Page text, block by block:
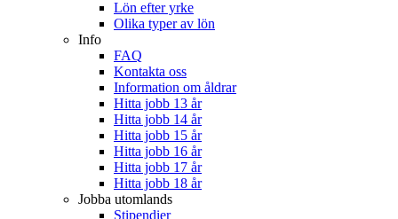
Lön efter yrke
Olika typer av lön
Info
FAQ
Kontakta oss
Information om åldrar
Hitta jobb 13 år
Hitta jobb 14 år
Hitta jobb 15 år
Hitta jobb 16 år
Hitta jobb 17 år
Hitta jobb 18 år
Jobba utomlands
Stipendier